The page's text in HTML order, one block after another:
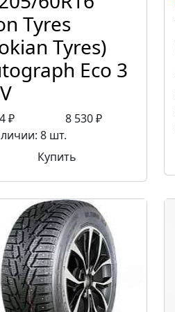
Tyres
Tyres)
Eco 3
₽
8 530 ₽
8 шт.
Купить